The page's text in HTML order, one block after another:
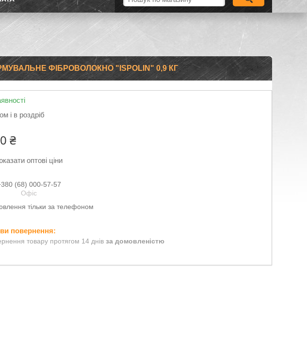
ФІБРОВОЛОКНО "ISPOLIN" 0,9 КГ
і в роздріб
₴
оптові ціни
(68) 000-57-57
Офіс
тільки за телефоном
товару протягом 14 днів за домовленістю